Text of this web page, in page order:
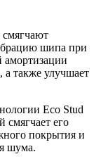
шипа при
амортизации
также улучшает
Eco Stud
смягчает его
покрытия и
шума.